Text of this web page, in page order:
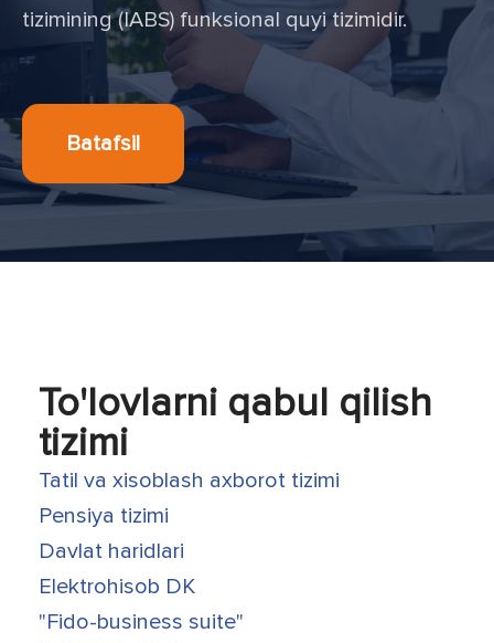
tizimining (IABS) funksional quyi tizimidir.
Batafsil
To'lovlarni qabul qilish
tizimi
Tatil va xisoblash axborot tizimi
Pensiya tizimi
Davlat haridlari
Elektrohisob DK
"Fido-business suite"